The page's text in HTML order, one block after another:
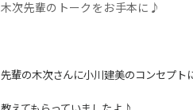
木次先輩のトークをお手本に♪
先輩の木次さんに小川建美のコンセプト